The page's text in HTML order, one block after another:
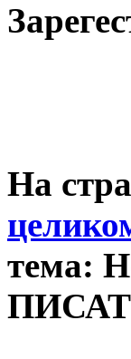
На
тема: